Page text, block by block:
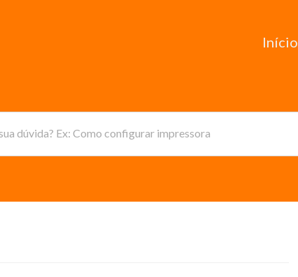
Início
dúvida? Ex: Como configurar impressora